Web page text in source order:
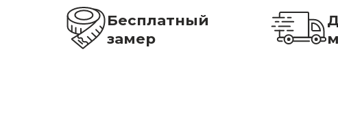
Бесплатный
замер